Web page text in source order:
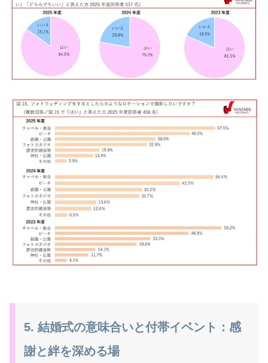
5. 結婚式の意味合いと付帯イベント：感
謝と絆を深める場